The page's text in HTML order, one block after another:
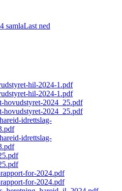
samlaLast ned
hil-2024-1.pdf
hil-2024-1.pdf
hovudstyret-2024_25.pdf
hovudstyret-2024_25.pdf
idrettslag-
idrettslag-
for-2024.pdf
for-2024.pdf